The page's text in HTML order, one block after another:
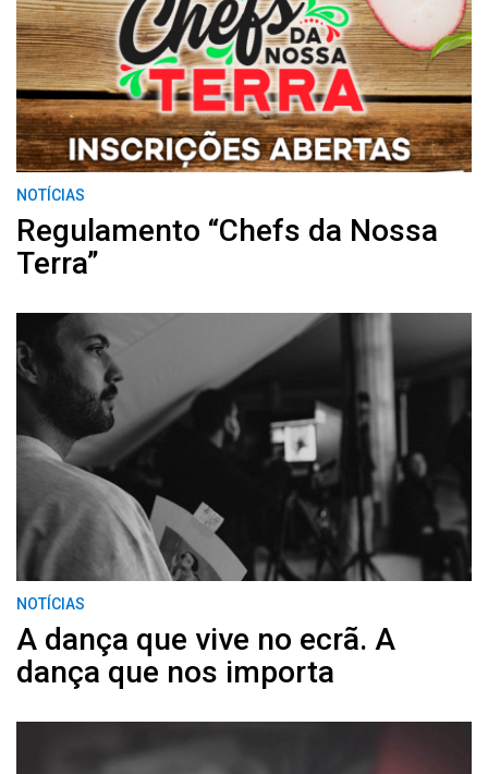
NOTÍCIAS
Regulamento “Chefs da Nossa
Terra”
NOTÍCIAS
A dança que vive no ecrã. A
dança que nos importa